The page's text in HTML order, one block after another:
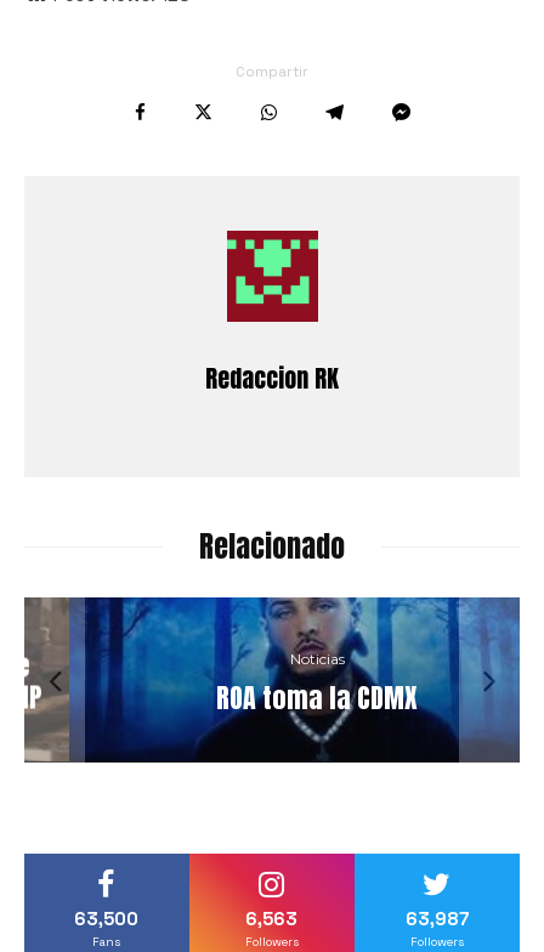
Compartir
Redaccion RK
Relacionado
Noticias
ROA toma la CDMX
63,500
Fans
6,563
Followers
63,987
Followers